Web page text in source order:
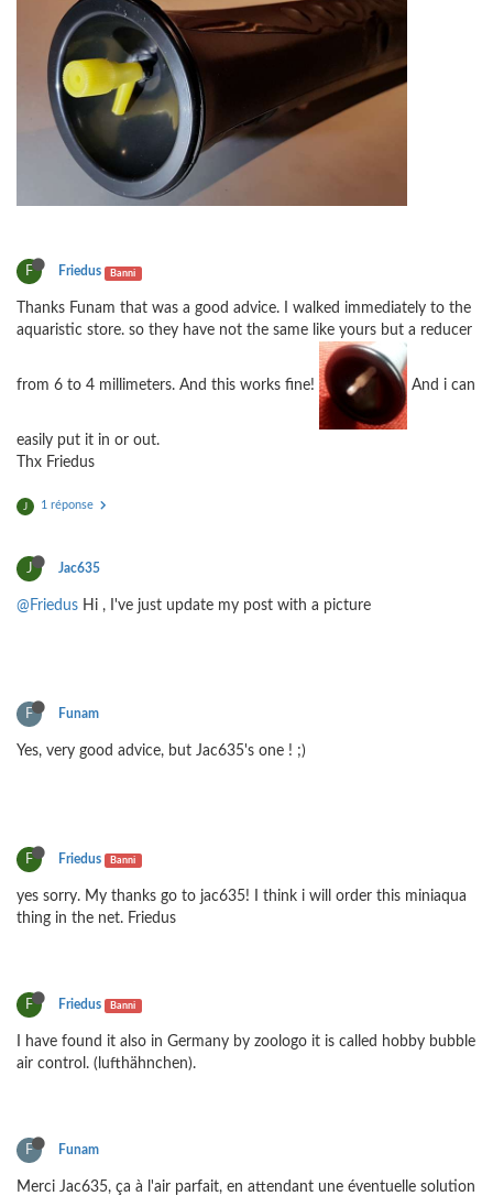
F Friedus Banni
Thanks Funam that was a good advice. I walked immediately to the
aquaristic store. so they have not the same like yours but a reducer
from 6 to 4 millimeters. And this works fine! And i can
easily put it in or out.
Thx Friedus
J 1 réponse
J Jac635
@Friedus Hi , I've just update my post with a picture
F Funam
Yes, very good advice, but Jac635's one ! ;)
F Friedus Banni
yes sorry. My thanks go to jac635! I think i will order this miniaqua
thing in the net. Friedus
F Friedus Banni
I have found it also in Germany by zoologo it is called hobby bubble
air control. (lufthähnchen).
F Funam
Merci Jac635, ça à l'air parfait, en attendant une éventuelle solution